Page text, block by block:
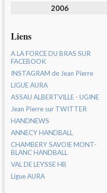
2006
Liens
A LA FORCE DU BRAS SUR
FACEBOOK
INSTAGRAM de Jean Pierre
LIGUE AURA
ASSAU ALBERTVILLE - UGINE
Jean Pierre sur TWITTER
HANDNEWS
ANNECY HANDBALL
CHAMBERY SAVOIE MONT-
BLANC HANDBALL
VAL DE LEYSSE HB
Ligue AURA